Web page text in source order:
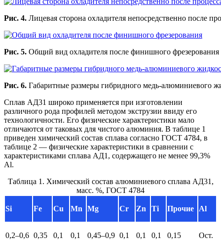
Рис. 4. Лицевая сторона охладителя непосредственно после
Рис. 5. Общий вид охладителя после финишного фрезерования
Рис. 6. Габаритные размеры гибридного медь-алюминиевого
Сплав АД31 широко применяется при изготовлении
различного рода профилей методом экструзии ввиду его
технологичности. Его физические характеристики мало
отличаются от таковых для чистого алюминия. В таблице 1
приведен химический состав сплава согласно ГОСТ 4784, в
таблице 2 — физические характеристики в сравнении с
характеристиками сплава АД1, содержащего не менее 99,3%
Al.
Таблица 1. Химический состав алюминиевого сплава АД31,
масс. %, ГОСТ 4784
Si Fe Cu Mn Mg Cr Zn Ti Прочие Al
0,2–0,6 0,35 0,1 0,1 0,45–0,9 0,1 0,1 0,1 0,15 Ост.